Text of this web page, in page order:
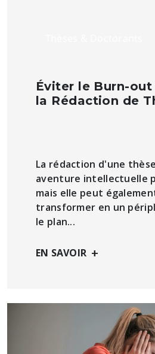
Éviter le Burn-out
la Rédaction de
La rédaction d'une
aventure intellectuelle
mais elle peut
transformer en un
le plan...
EN SAVOIR +